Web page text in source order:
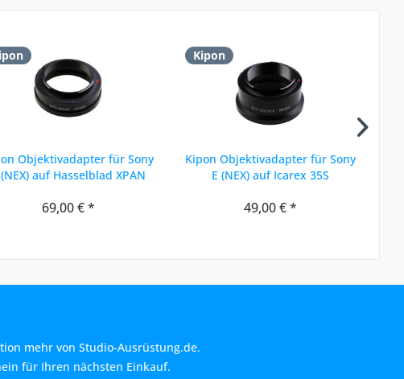
Objektivadapter für Sony
(NEX) auf Hasselblad XPAN
69,00 € *
Kipon
Kipon Objektivadapter für Sony
E (NEX) auf Icarex 35S
49,00 € *
mehr von Studio-Ausrüstung.de.
für Ihren nächsten Einkauf.